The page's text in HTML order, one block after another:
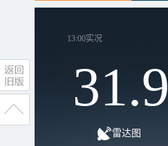
13:00实况
31.9
雷达图